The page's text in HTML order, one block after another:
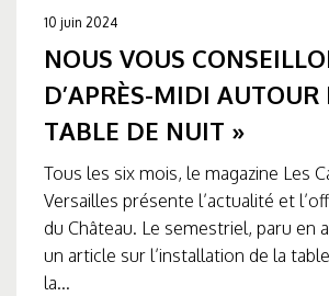
10 juin 2024
NOUS VOUS
D’APRÈS-MIDI AUTOUR
TABLE DE NUIT »
Tous les six mois, le magazine Les
Versailles présente l’actualité et
du Château. Le semestriel, paru en
un article sur l’installation de la
la...